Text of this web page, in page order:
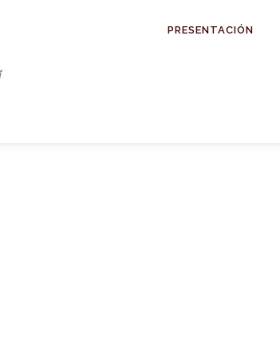
PRESENTACIÓN